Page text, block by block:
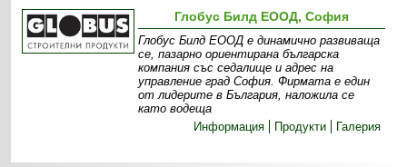
Глобус Билд ЕООД, София
Глобус Билд ЕООД е динамично развиваща
се, пазарно ориентирана българска
компания със седалище и адрес на
управление град София. Фирмата е един
от лидерите в България, наложила се
като водеща
Информация
Продукти Галерия